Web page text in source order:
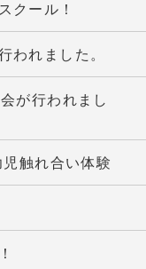
クール！
われました。
が行われまし
触れ合い体験